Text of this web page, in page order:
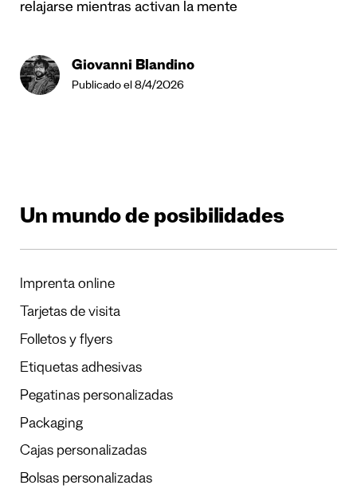
relajarse mientras activan la mente
Giovanni Blandino
Publicado el 8/4/2026
Un mundo de posibilidades
Imprenta online
Tarjetas de visita
Folletos y flyers
Etiquetas adhesivas
Pegatinas personalizadas
Packaging
Cajas personalizadas
Bolsas personalizadas